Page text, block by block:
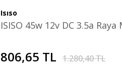
Isıso
ISISO 45w 12v DC 3.5a
806,65 TL 1.280,40 TL